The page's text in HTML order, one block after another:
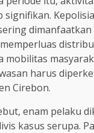
signifikan.
mobilitas
harus
Cirebon.
enam pelaku
kasus serupa.